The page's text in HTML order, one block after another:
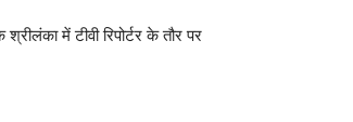
में टीवी रिपोर्टर के तौर पर